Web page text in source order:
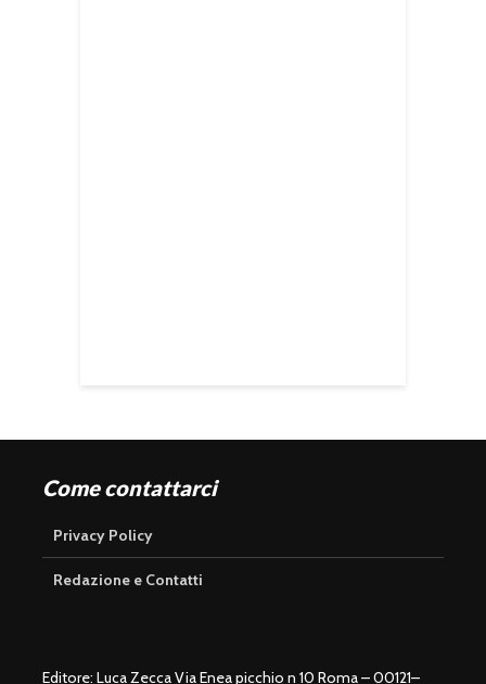
Come contattarci
Privacy Policy
Redazione e Contatti
Editore: Luca Zecca Via Enea picchio n 10 Roma – 00121–